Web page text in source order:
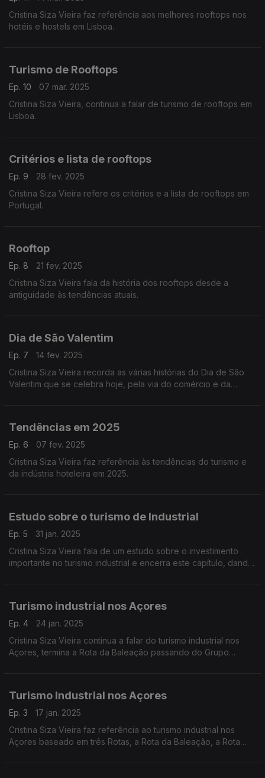
Cristina Siza Vieira faz referência aos melhores rooftops nos
hotéis e hostels em Lisboa.
Turismo de Rooftops
Ep. 10
07 mar. 2025
Cristina Siza Vieira, continua a falar de turismo de rooftops em
Lisboa.
Critérios e lista de rooftops
Ep. 9
28 fev. 2025
Cristina Siza Vieira refere os critérios e a lista de rooftops em
Portugal.
Rooftop
Ep. 8
21 fev. 2025
Cristina Siza Vieira fala da história dos rooftops desde a
antiguidade às tendências atuais.
Dia de São Valentim
Ep. 7
14 fev. 2025
Cristina Siza Vieira recorda as várias histórias do Dia de São
Valentim que se celebra hoje, pela via do comércio e da
Tendências em 2025
Ep. 6
07 fev. 2025
Cristina Siza Vieira faz referência às tendências do turismo e
da indústria hoteleira em 2025.
Estudo sobre o turismo de Industrial
Ep. 5
31 jan. 2025
Cristina Siza Vieira fala de um estudo sobre o investimento
importante no turismo industrial e encerra este capítulo, dando
Turismo industrial nos Açores
Ep. 4
24 jan. 2025
Cristina Siza Vieira continua a falar do turismo industrial nos
Açores, termina a Rota da Baleação passando do Grupo
Turismo Industrial nos Açores
Ep. 3
17 jan. 2025
Cristina Siza Vieira faz referência ao turismo industrial nos
Açores baseado em três Rotas, a Rota da Baleação, a Rota